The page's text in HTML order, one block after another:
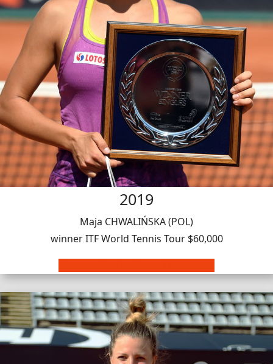
2019
Maja CHWALIŃSKA (POL)
winner ITF World Tennis Tour $60,000